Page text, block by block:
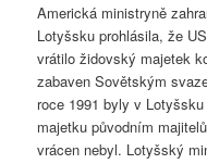
Americká ministryně
Lotyšsku prohlásila, že
vrátilo židovský majetek
zabaven Sovětským
roce 1991 byly v
majetku původním
vrácen nebyl. Lotyšský